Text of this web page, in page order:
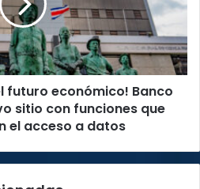
futuro económico! Banco
sitio con funciones que
el acceso a datos